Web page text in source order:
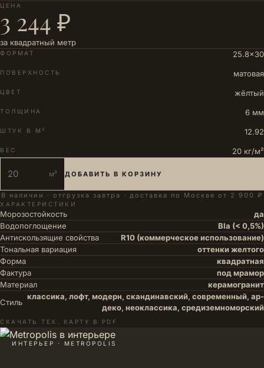
ЦЕНА
3 244 ₽
за квадратный метр
ФОРМАТ 25.8×30
ПОВЕРХНОСТЬ матовая
ЦВЕТ жёлтый
ТОЛЩИНА 6 мм
ШТУК В М² 12.92
ВЕС 20 кг/м²
м² ДОБАВИТЬ В КОРЗИНУ
В наличии · отгрузка завтра · доставка по Москве от 2 900 ₽
ХАРАКТЕРИСТИКИ
Морозостойкость
да
Водопоглощение
BIa (< 0,5%)
Антискользящие свойства
R10 (коммерческое использование)
Тональная вариация
оттенки желтого
Форма
квадратная
Фактура
под мрамор
Материал
керамогранит
Стиль
классика, лофт, модерн, скандинавский, современный, ар-
деко, неоклассика, средиземноморский
СКАЧАТЬ ТЕХ. КАРТУ В PDF
ИНТЕРЬЕР · METROPOLIS